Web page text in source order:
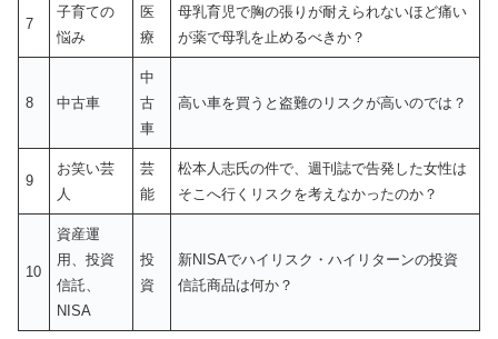
7
子育ての
悩み
医
療
母乳育児で胸の張りが耐えられないほど痛い
が薬で母乳を止めるべきか？
8 中古車
中
古
車
高い車を買うと盗難のリスクが高いのでは？
9
お笑い芸
人
芸
能
松本人志氏の件で、週刊誌で告発した女性は
そこへ行くリスクを考えなかったのか？
10
資産運
用、投資
信託、
NISA
投
資
新NISAでハイリスク・ハイリターンの投資
信託商品は何か？